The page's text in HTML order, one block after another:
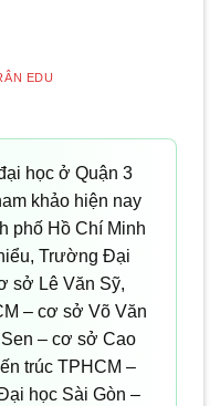
EDU
học ở Quận 3
khảo hiện nay
phố Hồ Chí Minh
Trường Đại
sở Lê Văn Sỹ,
– cơ sở Võ Văn
– cơ sở Cao
trúc TPHCM –
học Sài Gòn –